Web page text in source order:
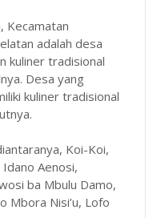
Kecamatan
adalah desa
kuliner tradisional
Desa yang
kuliner tradisional
Koi-Koi,
Aenosi,
ba Mbulu Damo,
Mbora Nisi’u, Lofo